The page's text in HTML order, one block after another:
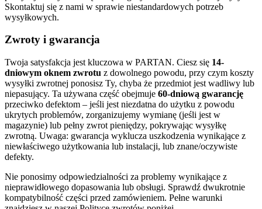
Skontaktuj się z nami w sprawie niestandardowych potrzeb
wysyłkowych.
Zwroty i gwarancja
Twoja satysfakcja jest kluczowa w PARTAN. Ciesz się 14-
dniowym oknem zwrotu z dowolnego powodu, przy czym koszty
wysyłki zwrotnej ponosisz Ty, chyba że przedmiot jest wadliwy lub
niepasujący. Ta używana część obejmuje 60-dniową gwarancję
przeciwko defektom – jeśli jest niezdatna do użytku z powodu
ukrytych problemów, zorganizujemy wymianę (jeśli jest w
magazynie) lub pełny zwrot pieniędzy, pokrywając wysyłkę
zwrotną. Uwaga: gwarancja wyklucza uszkodzenia wynikające z
niewłaściwego użytkowania lub instalacji, lub znane/oczywiste
defekty.
Nie ponosimy odpowiedzialności za problemy wynikające z
nieprawidłowego dopasowania lub obsługi. Sprawdź dwukrotnie
kompatybilność części przed zamówieniem. Pełne warunki